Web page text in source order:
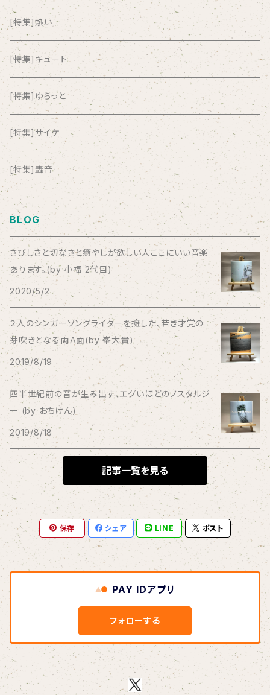
Amia Calva
Amsterdamned
ANYO
And Summer Club
anticlockwise
Aysula
Bad Operation
Bagus!
BBBBBBB
The BEG
The Beths
THE BLACK SHANSONS
BLONDnewHALF
Blondy
BOAR HUNTER
bud&harbor
Bulbs Of Passion
B玉
Calme Adiction
[特集]熱い
[特集]キュート
[特集]ゆらっと
[特集]サイケ
[特集]轟音
BLOG
さびしさと切なさと癒やしが欲しい人ここにいい音楽
あります。(by 小福 2代目)
2020/5/2
２人のシンガーソングライターを擁した、若き才覚の
芽吹きとなる両Ａ面(by 峯大貴)
2019/8/19
四半世紀前の音が生み出す、エグいほどのノスタルジ
ー (by おちけん)
2019/8/18
記事一覧を見る
保存 シェア LINE ポスト
PAY IDアプリ
フォローする